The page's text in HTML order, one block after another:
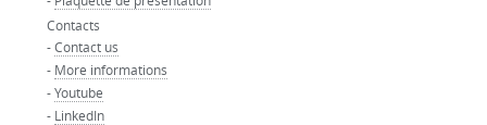
Contacts
-Contact us
- More informations
-Youtube
- LinkedIn